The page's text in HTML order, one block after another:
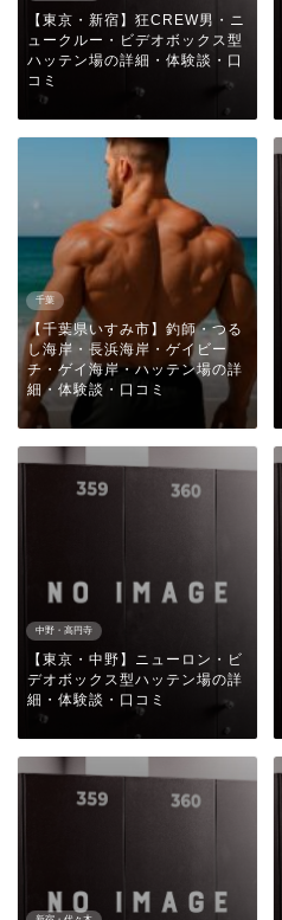
【東京・新宿】狂CREW男・ニ
ュークルー・ビデオボックス型
ハッテン場の詳細・体験談・口
コミ
千葉
【千葉県いすみ市】釣師・つる
し海岸・長浜海岸・ゲイビー
チ・ゲイ海岸・ハッテン場の詳
細・体験談・口コミ
中野・高円寺
【東京・中野】ニューロン・ビ
デオボックス型ハッテン場の詳
細・体験談・口コミ